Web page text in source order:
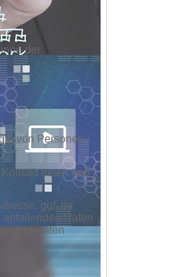
der
von Personen,
treten und
ggf. Ihr
anfallenden Daten